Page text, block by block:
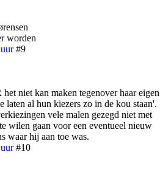
worden
#9
niet kan maken tegenover haar eigen
laten al hun kiezers zo in de kou staan'.
vele malen gezegd niet met
wilen gaan voor een eventueel nieuw
waar hij aan toe was.
#10